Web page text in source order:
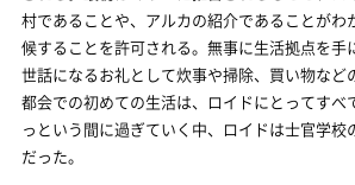
村であることや、アルカの紹介であることがわ
候することを許可される。無事に生活拠点を手
世話になるお礼として炊事や掃除、買い物など
都会での初めての生活は、ロイドにとってすべ
っという間に過ぎていく中、ロイドは士官学校
だった。